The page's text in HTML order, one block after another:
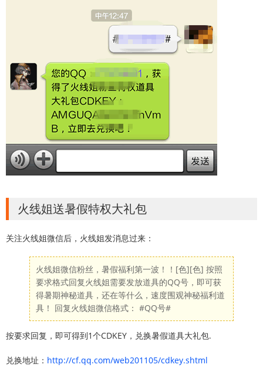
火线姐送暑假特权大礼包
关注火线姐微信后，火线姐发消息过来：
火线姐微信粉丝，暑假福利第一波！！[色][色] 按照
要求格式回复火线姐需要发放道具的QQ号，即可获
得暑期神秘道具，还在等什么，速度围观神秘福利道
具！ 回复火线姐微信格式： #QQ号#
按要求回复，即可得到1个CDKEY，兑换暑假道具大礼包.
兑换地址： http://cf.qq.com/web201105/cdkey.shtml